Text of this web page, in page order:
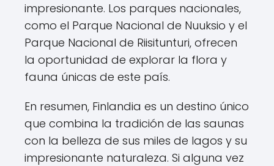
impresionante. Los parques nacionales,
como el Parque Nacional de Nuuksio y el
Parque Nacional de Riisitunturi, ofrecen
la oportunidad de explorar la flora y
fauna únicas de este país.
En resumen, Finlandia es un destino único
que combina la tradición de las saunas
con la belleza de sus miles de lagos y su
impresionante naturaleza. Si alguna vez